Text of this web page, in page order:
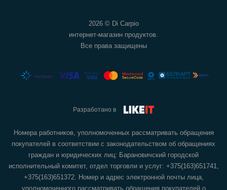
2026 © Di Carpio
интернет-магазин продуктов.
Все права защищены
Разработано в
Номера работников, уполномоченных рассматривать обращения
покупателей в соответствии с законодательством об обращениях
граждан и юридических лиц: Барановичский городской
исполнительный комитет, отдел торговли и услуг: +375(163)651741,
+375(163)651372. Номер и адрес электронной почты лица,
уполномоченного рассматривать обращения покупателей о